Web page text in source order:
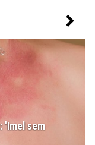
'Imel sem